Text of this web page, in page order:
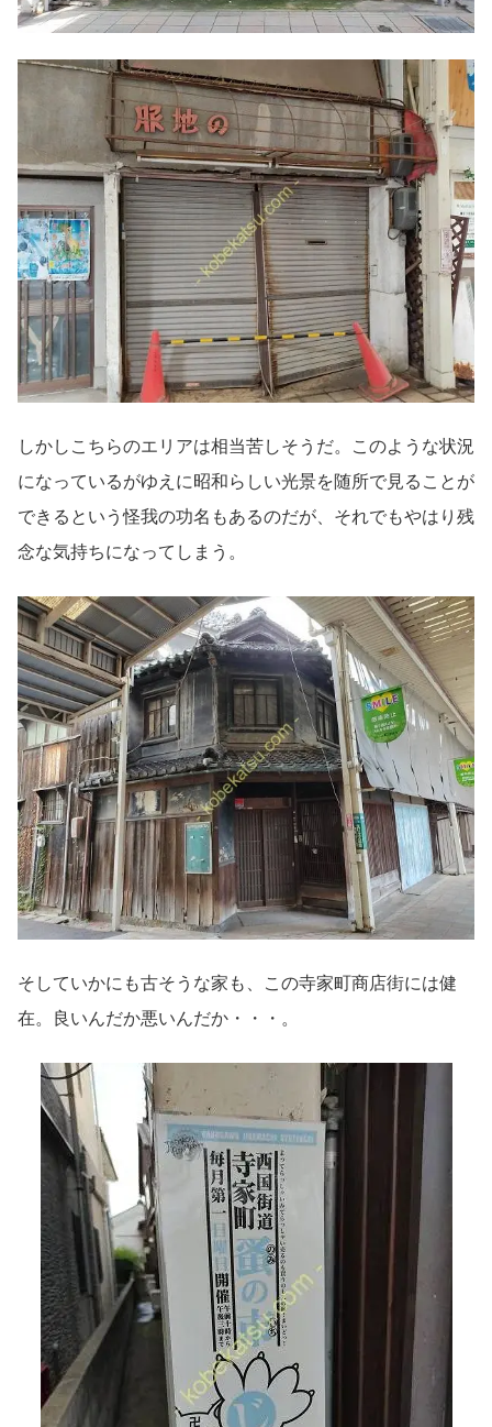
しかしこちらのエリアは相当苦しそうだ。このような状況
になっているがゆえに昭和らしい光景を随所で見ることが
できるという怪我の功名もあるのだが、それでもやはり残
念な気持ちになってしまう。
そしていかにも古そうな家も、この寺家町商店街には健
在。良いんだか悪いんだか・・・。